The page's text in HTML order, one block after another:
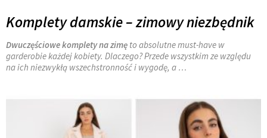
Komplety damskie – zimowy niezbędnik
Dwuczęściowe komplety na zimę to absolutne must-have w
garderobie każdej kobiety. Dlaczego? Przede wszystkim ze względu
na ich niezwykłą wszechstronność i wygodę, a …